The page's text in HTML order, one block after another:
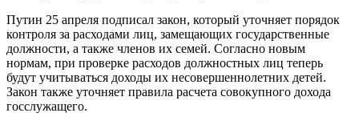
Путин 25 апреля подписал закон, который уточняет порядок
контроля за расходами лиц, замещающих государственные
должности, а также членов их семей. Согласно новым
нормам, при проверке расходов должностных лиц теперь
будут учитываться доходы их несовершеннолетних детей.
Закон также уточняет правила расчета совокупного дохода
госслужащего.